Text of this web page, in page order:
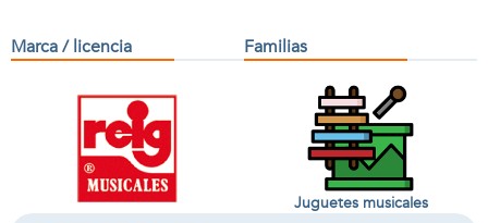
Marca / licencia Familias
Juguetes musicales